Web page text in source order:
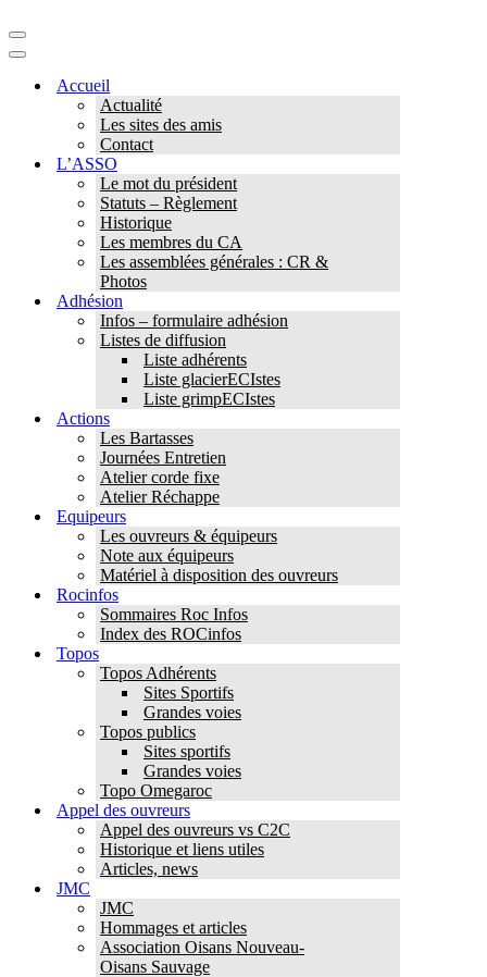
Menu
de
Menu
navigationAccueil
Actualité
Les sites des amis
Contact
L’ASSO
Le mot du président
Statuts – Règlement
Historique
Les membres du CA
Les assemblées générales : CR &
Photos
Adhésion
Infos – formulaire adhésion
Listes de diffusion
Liste adhérents
Liste glacierECIstes
Liste grimpECIstes
Actions
Les Bartasses
Journées Entretien
Atelier corde fixe
Atelier Réchappe
Equipeurs
Les ouvreurs & équipeurs
Note aux équipeurs
Matériel à disposition des ouvreurs
Rocinfos
Sommaires Roc Infos
Index des ROCinfos
Topos
Topos Adhérents
Sites Sportifs
Grandes voies
Topos publics
Sites sportifs
Grandes voies
Topo Omegaroc
Appel des ouvreurs
Appel des ouvreurs vs C2C
Historique et liens utiles
Articles, news
JMC
JMC
Hommages et articles
Association Oisans Nouveau-
Oisans Sauvage